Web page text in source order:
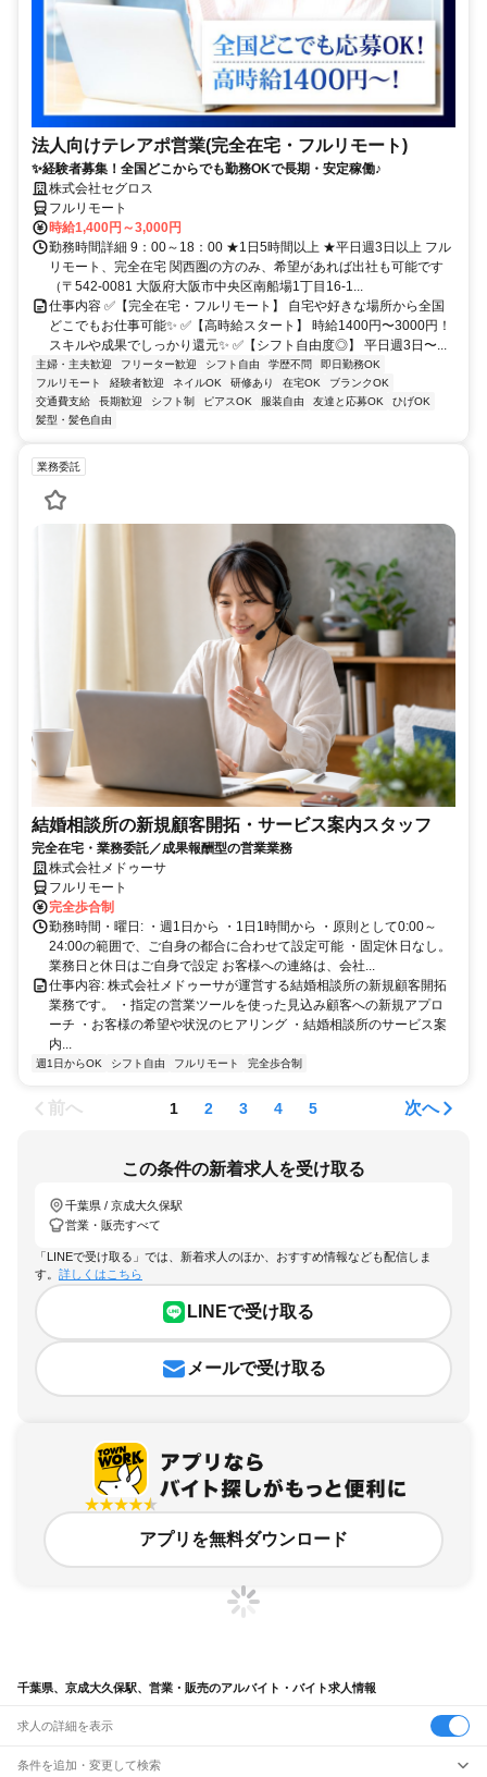
法人向けテレアポ営業(完全在宅・フルリモート)
✨経験者募集！全国どこからでも勤務OKで長期・安定稼働♪
株式会社セグロス
フルリモート
時給1,400円～3,000円
勤務時間詳細 9：00～18：00 ★1日5時間以上 ★平日週3日以上 フル
リモート、完全在宅 関西圏の方のみ、希望があれば出社も可能です
（〒542-0081 大阪府大阪市中央区南船場1丁目16-1...
仕事内容 ✅【完全在宅・フルリモート】 自宅や好きな場所から全国
どこでもお仕事可能✨ ✅【高時給スタート】 時給1400円〜3000円！
スキルや成果でしっかり還元✨ ✅【シフト自由度◎】 平日週3日〜...
主婦・主夫歓迎 フリーター歓迎 シフト自由 学歴不問
即日勤務OK
フルリモート
経験者歓迎 ネイルOK 研修あり 在宅OK
ブランクOK
交通費支給
長期歓迎 シフト制 ピアスOK 服装自由 友達と応募OK
ひげOK
髪型・髪色自由
業務委託
結婚相談所の新規顧客開拓・サービス案内スタッフ
完全在宅・業務委託／成果報酬型の営業業務
株式会社メドゥーサ
フルリモート
完全歩合制
勤務時間・曜日: ・週1日から ・1日1時間から ・原則として0:00～
24:00の範囲で、ご自身の都合に合わせて設定可能 ・固定休日なし。
業務日と休日はご自身で設定 お客様への連絡は、会社...
仕事内容: 株式会社メドゥーサが運営する結婚相談所の新規顧客開拓
業務です。 ・指定の営業ツールを使った見込み顧客への新規アプロ
ーチ ・お客様の希望や状況のヒアリング ・結婚相談所のサービス案
内...
週1日からOK シフト自由 フルリモート 完全歩合制
前へ 1 2 3 4 5 次へ
この条件の新着求人を受け取る
千葉県 / 京成大久保駅
営業・販売すべて
「LINEで受け取る」では、新着求人のほか、おすすめ情報なども配信しま
す。 詳しくはこちら
LINEで受け取る
メールで受け取る
アプリを無料ダウンロード
千葉県、京成大久保駅、営業・販売のアルバイト・バイト求人情報
求人の詳細を表示
条件を追加・変更して検索